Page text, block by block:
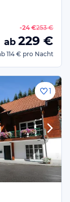
-24 €253 €
ab 229 €
114 € pro Nacht
1